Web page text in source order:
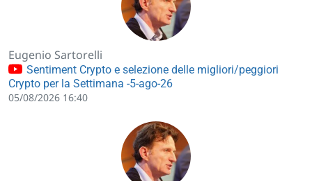
Eugenio Sartorelli
Sentiment Crypto e selezione delle migliori/peggiori
Crypto per la Settimana -5-ago-26
05/08/2026 16:40